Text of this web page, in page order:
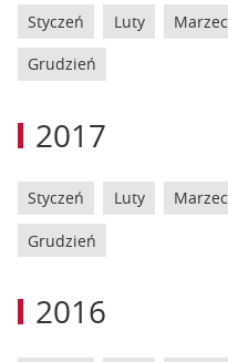
Styczeń Luty Marzec
Grudzień
2017
Styczeń Luty Marzec
Grudzień
2016